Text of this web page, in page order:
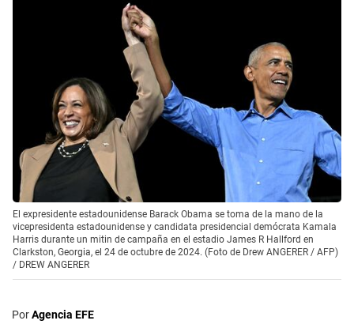
El expresidente estadounidense Barack Obama se toma de la mano de la
vicepresidenta estadounidense y candidata presidencial demócrata Kamala
Harris durante un mitin de campaña en el estadio James R Hallford en
Clarkston, Georgia, el 24 de octubre de 2024. (Foto de Drew ANGERER / AFP)
/ DREW ANGERER
PorAgencia EFE